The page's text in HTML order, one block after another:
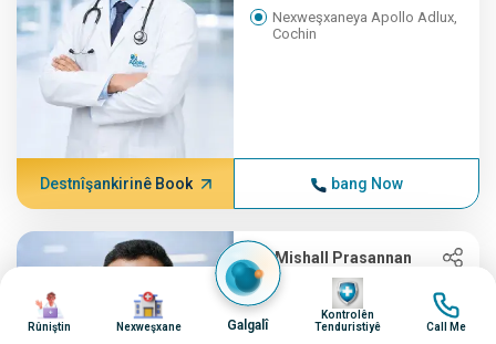
Nexweşxaneya Apollo Adlux,
Cochin
Destnîşankirinê Book bang Now
Dr. Mishall Prasannan
Neurosciences
1+ Sal, BBS, MS (General...)
Wêne
Rûniştin
Wêne
Nexweşxane Galgalî
Wêne
Kontrolên
Tenduristiyê
Wêne
Call Me